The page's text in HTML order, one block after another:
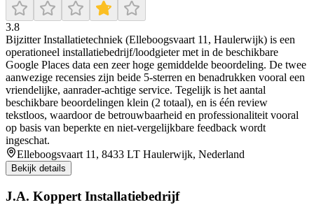
3.8
Bijzitter Installatietechniek (Elleboogsvaart 11, Haulerwijk) is een
operationeel installatiebedrijf/loodgieter met in de beschikbare
Google Places data een zeer hoge gemiddelde beoordeling. De twee
aanwezige recensies zijn beide 5-sterren en benadrukken vooral een
vriendelijke, aanrader-achtige service. Tegelijk is het aantal
beschikbare beoordelingen klein (2 totaal), en is één review
tekstloos, waardoor de betrouwbaarheid en professionaliteit vooral
op basis van beperkte en niet-vergelijkbare feedback wordt
ingeschat.
Elleboogsvaart 11, 8433 LT Haulerwijk, Nederland
Bekijk details
J.A. Koppert Installatiebedrijf